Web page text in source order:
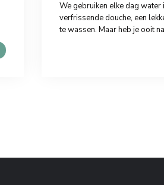
We gebruiken elke dag
verfrissende douche, een
te wassen. Maar heb je ooit